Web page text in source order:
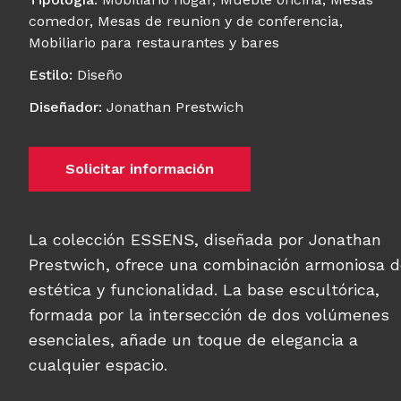
comedor, Mesas de reunion y de conferencia,
Mobiliario para restaurantes y bares
Estilo: Diseño
Diseñador: Jonathan Prestwich
Solicitar información
La colección ESSENS, diseñada por Jonathan
Prestwich, ofrece una combinación armoniosa
estética y funcionalidad. La base escultórica,
formada por la intersección de dos volúmenes
esenciales, añade un toque de elegancia a
cualquier espacio.